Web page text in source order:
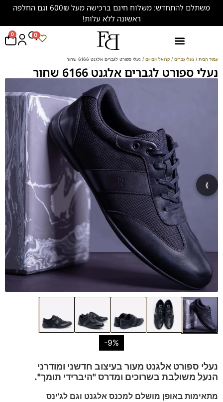
משתלם להתחדש: משלוח חינם ברכישה מעל 600₪ וגם החלפה
ראשונה ללא עלות!
0 0
-9%
נעלי ספורט אלגנט מעור בעיצוב חדשני ומודרני
הנעל משולבת בשרוכים ומדרס "היברידי תומך".
מתאימות באופן מושלם למכנס אלגנט וגם לג'ינס
עמוד הבית / נעלי גברים / קז'ואל ויום יום / נעלי ספורט לגברים אלגנט 6166 שחור
נעלי ספורט לגברים אלגנט 6166 שחור
‹
›